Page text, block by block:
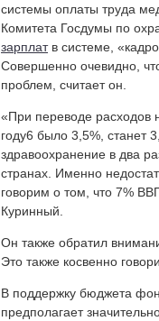
системы оплаты труда
Комитета Госдумы по
зарплатв системе,
Совершенно очевидно,
проблем, считает он.
«При переводе расходов
году6 было 3,5%, станет
здравоохранение в два
странах. Именно
говорим о том, что 7%
Куринный.
Он также обратил
Это также косвенно
В поддержку бюджета
предполагает